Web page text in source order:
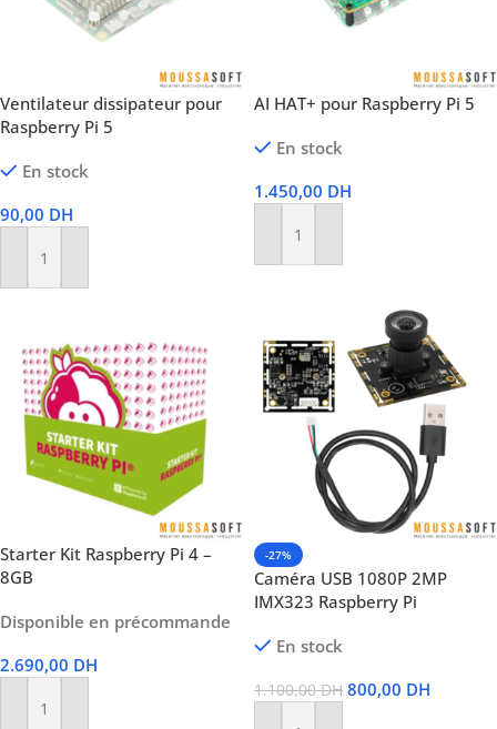
Ventilateur dissipateur pour
Raspberry Pi 5
En stock
90,00 DH
Ajouter Au Panier
AI HAT+ pour Raspberry Pi 5
En stock
1.450,00 DH
Ajouter Au Panier
Starter Kit Raspberry Pi 4 –
8GB
Disponible en précommande
2.690,00 DH
Ajouter Au Panier
-27%
Caméra USB 1080P 2MP
IMX323 Raspberry Pi
En stock
1.100,00DH 800,00 DH